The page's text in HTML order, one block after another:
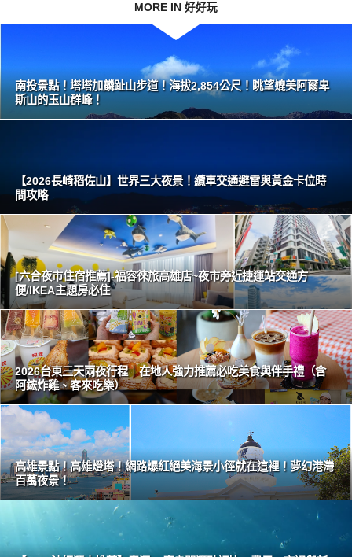
MORE IN 好好玩
南投景點！塔塔加麟趾山步道！海拔2,854公尺！眺望媲美阿爾卑
斯山的玉山群峰！
【2026長崎稻佐山】世界三大夜景！纜車交通避雷與黃金卡位時
間攻略
[六合夜市住宿推薦]-福容徠旅高雄店~夜市旁近捷運站交通方
便/IKEA主題房必住
2026台東三天兩夜行程｜在地人強力推薦必吃美食與伴手禮（含
阿鋐炸雞、客來吃樂）
高雄景點！高雄燈塔！網路爆紅絕美海景小徑就在這裡！夢幻港灣
百萬夜景！